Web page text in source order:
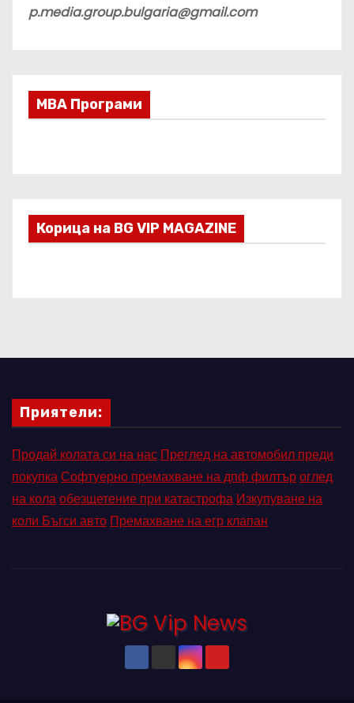
p.media.group.bulgaria@gmail.com
МВА Програми
Корица на BG VIP MAGAZINE
Приятели:
Продай колата си на нас Преглед на автомобил преди
покупкаСофтуерно премахване на дпф филтъроглед
на колаобезщетение при катастрофа Изкупуване на
коли Бъгси авто Премахване на егр клапан